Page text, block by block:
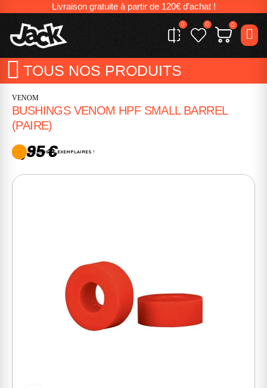
Livraison gratuite à partir de 120€ d'achat !
0 0 0
TOUS NOS PRODUITS
VENOM
BUSHINGS VENOM HPF SMALL BARREL
(PAIRE)
6,95 €
DERNIERS EXEMPLAIRES !